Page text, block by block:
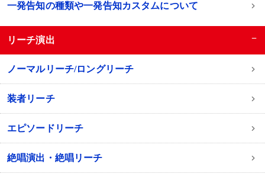
一発告知の種類や一発告知カスタムについて
リーチ演出 −
ノーマルリーチ/ロングリーチ
装者リーチ
エピソードリーチ
絶唱演出・絶唱リーチ